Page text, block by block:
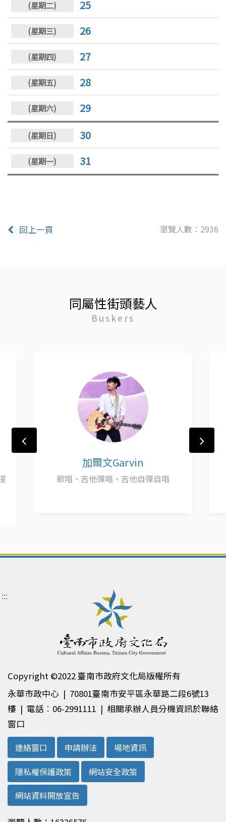
25
26
27
28
29
30
31
回上一頁 瀏覽人數：2936
同屬性街頭藝人
Buskers
加爾文Garvin
歌唱、吉他彈唱、吉他自彈自唱
:::
Copyright ©2022 臺南市政府文化局版權所有
永華市政中心 | 70801臺南市安平區永華路二段6號13
樓 | 電話︰06-2991111 | 相關承辦人員分機資訊於聯絡
窗口
連絡窗口
申請辦法
場地資訊
隱私權保護政策
網站安全政策
網站資料開放宣告